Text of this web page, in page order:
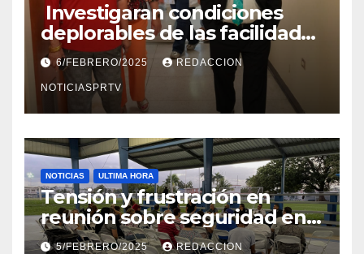
Investigaran condiciones
deplorables de las facilidades
el Departamento de la Salud
en Mayagüez
6/FEBRERO/2025 REDACCION
NOTICIASPRTV
NOTICIAS ULTIMA HORA
Tensión y frustración en
reunión sobre seguridad en
Reparto Metropolitano
5/FEBRERO/2025 REDACCION